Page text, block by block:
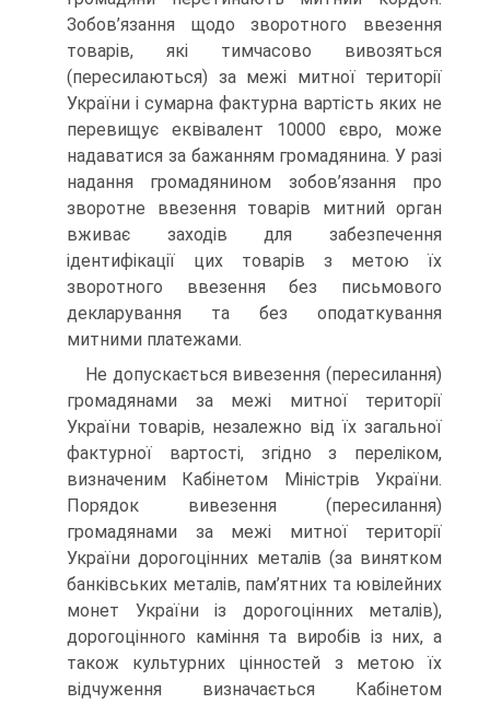
Зобов’язання щодо зворотного ввезення
товарів, які тимчасово вивозяться
(пересилаються) за межі митної території
України і сумарна фактурна вартість яких не
перевищує еквівалент 10000 євро, може
надаватися за бажанням громадянина. У разі
надання громадянином зобов’язання про
зворотне ввезення товарів митний орган
вживає заходів для забезпечення
ідентифікації цих товарів з метою їх
зворотного ввезення без письмового
декларування та без оподаткування
митними платежами.
Не допускається вивезення (пересилання)
громадянами за межі митної території
України товарів, незалежно від їх загальної
фактурної вартості, згідно з переліком,
визначеним Кабінетом Міністрів України.
Порядок вивезення (пересилання)
громадянами за межі митної території
України дорогоцінних металів (за винятком
банківських металів, пам’ятних та ювілейних
монет України із дорогоцінних металів),
дорогоцінного каміння та виробів із них, а
також культурних цінностей з метою їх
відчуження визначається Кабінетом